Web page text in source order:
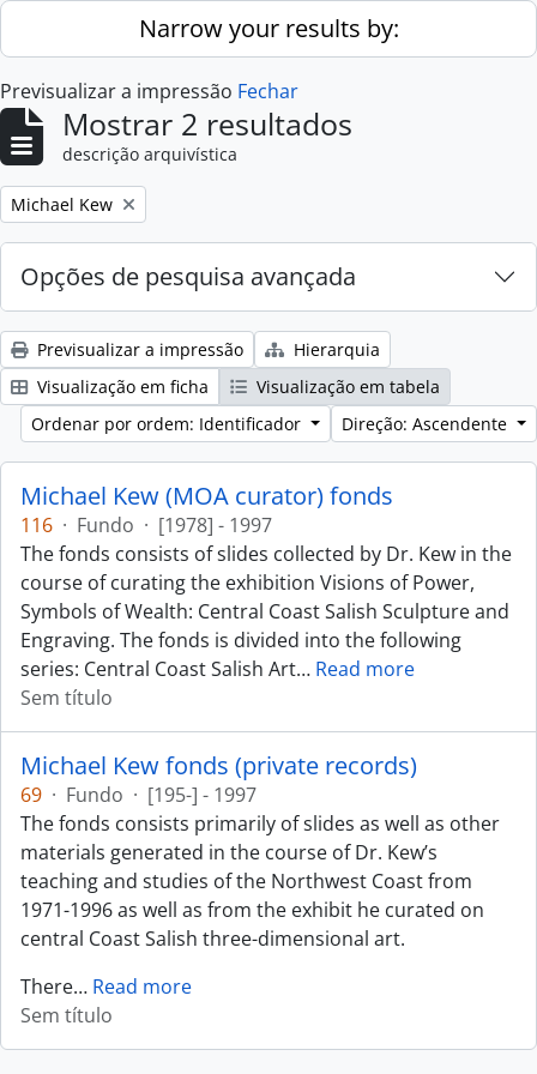
Skip to main contentNarrow your results by:
Previsualizar a impressão Fechar
Mostrar 2 resultados
descrição arquivística
Remove filter:
Michael Kew
Opções de pesquisa avançada
Previsualizar a impressão
Hierarquia
Visualização em ficha
Visualização em tabela
Ordenar por ordem: Identificador
Direção: Ascendente
Michael Kew (MOA curator) fonds
116 · Fundo · [1978] - 1997
The fonds consists of slides collected by Dr. Kew in the
course of curating the exhibition Visions of Power,
Symbols of Wealth: Central Coast Salish Sculpture and
Engraving. The fonds is divided into the following
series: Central Coast Salish Art… Read more
Sem título
Michael Kew fonds (private records)
69 · Fundo · [195-] - 1997
The fonds consists primarily of slides as well as other
materials generated in the course of Dr. Kew’s
teaching and studies of the Northwest Coast from
1971-1996 as well as from the exhibit he curated on
central Coast Salish three-dimensional art.
There… Read more
Sem título